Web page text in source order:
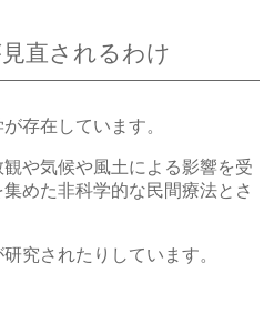
直されるわけ
存在しています。
や気候や風土による影響を受
めた非科学的な民間療法とさ
究されたりしています。